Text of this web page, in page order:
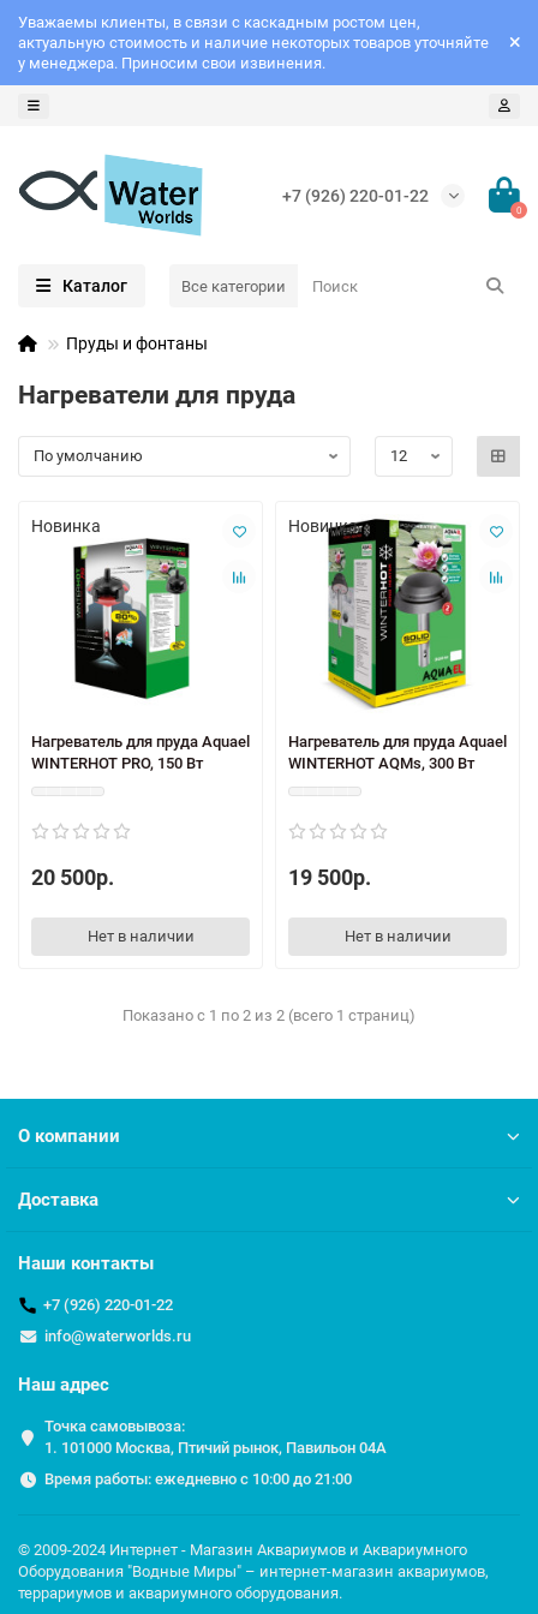
Уважаемы клиенты, в связи с каскадным ростом цен,
актуальную стоимость и наличие некоторых товаров уточняйте
у менеджера. Приносим свои извинения.
+7 (926) 220-01-22
0
Каталог Все категории
Пруды и фонтаны
Нагреватели для пруда
Новинка
Нагреватель для пруда Aquael
WINTERHOT PRO, 150 Вт
20 500р.
Нет в наличии
Новинка
Нагреватель для пруда Aquael
WINTERHOT AQMs, 300 Вт
19 500р.
Нет в наличии
Показано с 1 по 2 из 2 (всего 1 страниц)
О компании
Доставка
Наши контакты
+7 (926) 220-01-22
info@waterworlds.ru
Наш адрес
Точка самовывоза:
1. 101000 Москва, Птичий рынок, Павильон 04A
Время работы: ежедневно с 10:00 до 21:00
© 2009-2024 Интернет - Магазин Аквариумов и Аквариумного
Оборудования "Водные Миры" – интернет-магазин аквариумов,
террариумов и аквариумного оборудования.